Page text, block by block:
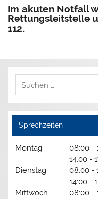
Im akuten Notfall
Rettungsleitstelle
112.
Sprechzeiten
Montag
08:00 -
14:00 -
Dienstag
08:00 -
14:00 -
Mittwoch
08:00 -